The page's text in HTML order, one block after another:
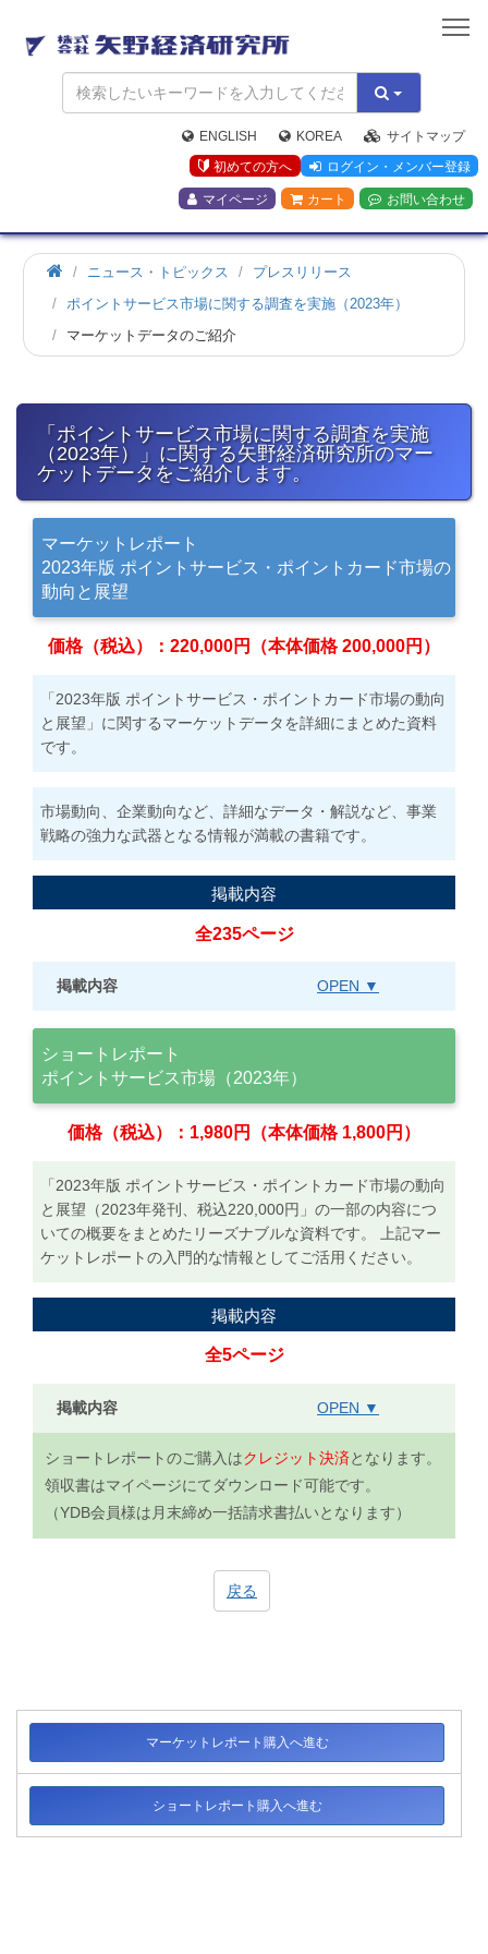
矢
野
経
済
研
究
所
ENGLISH KOREA
サイトマップ
初めての方へ
ログイン・メンバー登録
マイページ カート お問い合わせ
ホ
ニュース・トピックス
プレスリリース
ポイントサービス市場に関する調査を実施（2023年）
マーケットデータのご紹介
「ポイントサービス市場に関する調査を実施
（2023年）」に関する矢野経済研究所のマー
ケットデータをご紹介します。
マーケットレポート
2023年版 ポイントサービス・ポイントカード市場の
動向と展望
価格（税込）：220,000円（本体価格 200,000円）
「2023年版 ポイントサービス・ポイントカード市場の動向
と展望」に関するマーケットデータを詳細にまとめた資料
です。
市場動向、企業動向など、詳細なデータ・解説など、事業
戦略の強力な武器となる情報が満載の書籍です。
掲載内容
全235ページ
掲載内容 OPEN ▼
ショートレポート
ポイントサービス市場（2023年）
価格（税込）：1,980円（本体価格 1,800円）
「2023年版 ポイントサービス・ポイントカード市場の動向
と展望（2023年発刊、税込220,000円」の一部の内容につ
いての概要をまとめたリーズナブルな資料です。 上記マー
ケットレポートの入門的な情報としてご活用ください。
掲載内容
全5ページ
掲載内容 OPEN ▼
ショートレポートのご購入はクレジット決済となります。
領収書はマイページにてダウンロード可能です。
（YDB会員様は月末締め一括請求書払いとなります）
戻る
マーケットレポート購入へ進む
ショートレポート購入へ進む